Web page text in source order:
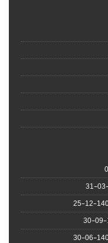
1402-
1402-